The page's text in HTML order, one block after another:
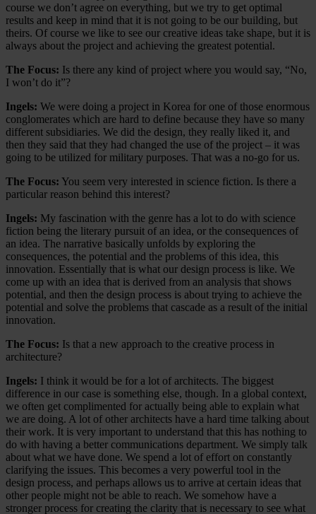
course we don’t agree on everything, but we try to get optimal
results and keep in mind that it is not going to be our building, but
theirs. Of course we like to see our creative ideas take shape, but it is
always about the project and achieving the greatest potential.
The Focus: Is there any kind of project where you would say, “No,
I won’t do it”?
Ingels: We were doing a project in Korea for one of those enormous
conglomerates which are hard to define because they have so many
different subsidiaries. We did the design, they really liked it, and
then they said that they had changed the use of the project – it was
going to be utilized for military purposes. That was a no-go for us.
The Focus: You seem very interested in science fiction. Is there a
particular reason behind this interest?
Ingels: My fascination with the genre has a lot to do with science
fiction being the literary pursuit of an idea, or the consequences of
an idea. The narrative basically unfolds by exploring the
consequences, the potential and the problems of this idea, this
innovation. Essentially that is what our design process is like. We
come up with an idea that is derived from an analysis that shows
potential, and then the design process is about trying to achieve the
potential and solve the problems that cascade as a result of the initial
innovation.
The Focus: Is that a new approach to the creative process in
architecture?
Ingels: I think it would be for a lot of architects. The biggest
difference in our case is something else, though. In a global context,
we often get complimented for actually being able to explain what
we are doing. A lot of other architects have a hard time talking about
their work. It is very important to understand that this has nothing to
do with having a better communications department. We simply talk
about what we have done. We spend a lot of effort on constantly
clarifying the issues. This becomes a very powerful tool in the
design process, and perhaps allows us to arrive at certain ideas that
other people might not be able to reach. We somehow have a
stronger process for creating the clarity that is necessary to see what